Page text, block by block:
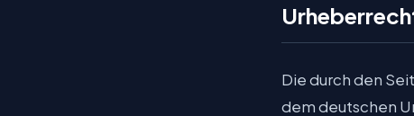
Die durch den
dem deutschen